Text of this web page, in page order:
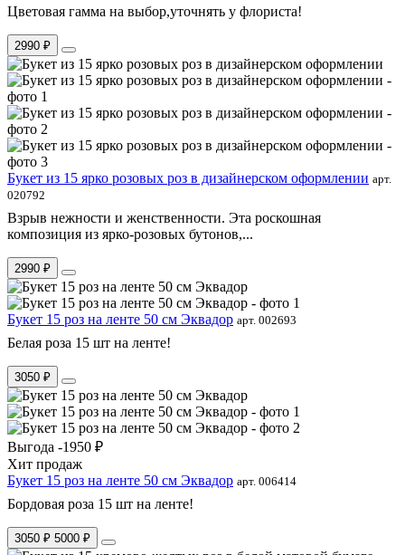
Цветовая гамма на выбор,уточнять у флориста!
2990 ₽
Букет из 15 ярко розовых роз в дизайнерском оформлении арт.
020792
Взрыв нежности и женственности. Эта роскошная
композиция из ярко-розовых бутонов,...
2990 ₽
Букет 15 роз на ленте 50 см Эквадор арт. 002693
Белая роза 15 шт на ленте!
3050 ₽
Выгода -1950 ₽
Хит продаж
Букет 15 роз на ленте 50 см Эквадор арт. 006414
Бордовая роза 15 шт на ленте!
3050 ₽ 5000 ₽